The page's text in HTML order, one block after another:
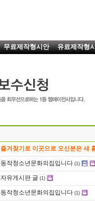
무료제작형시안 유료제작형
즐겨찾기로 이곳으로 오신분은 새
동작청소년문화의집입니다 (1)
자유게시판 글 (1)
동작청소년문화의집입니다 (1)